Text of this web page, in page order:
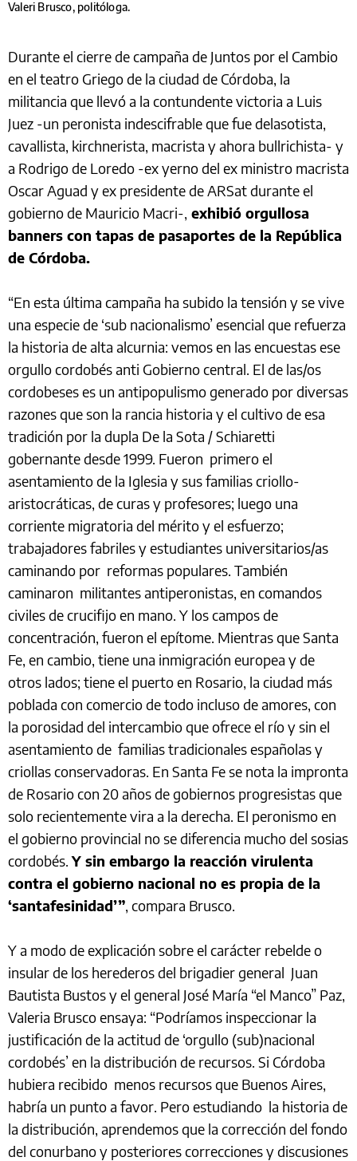
Valeri Brusco, politóloga.
Durante el cierre de campaña de Juntos por el Cambio
en el teatro Griego de la ciudad de Córdoba, la
militancia que llevó a la contundente victoria a Luis
Juez -un peronista indescifrable que fue delasotista,
cavallista, kirchnerista, macrista y ahora bullrichista- y
a Rodrigo de Loredo -ex yerno del ex ministro macrista
Oscar Aguad y ex presidente de ARSat durante el
gobierno de Mauricio Macri-, exhibió orgullosa
banners con tapas de pasaportes de la República
de Córdoba.
“En esta última campaña ha subido la tensión y se vive
una especie de ‘sub nacionalismo’ esencial que refuerza
la historia de alta alcurnia: vemos en las encuestas ese
orgullo cordobés anti Gobierno central. El de las/os
cordobeses es un antipopulismo generado por diversas
razones que son la rancia historia y el cultivo de esa
tradición por la dupla De la Sota / Schiaretti
gobernante desde 1999. Fueron primero el
asentamiento de la Iglesia y sus familias criollo-
aristocráticas, de curas y profesores; luego una
corriente migratoria del mérito y el esfuerzo;
trabajadores fabriles y estudiantes universitarios/as
caminando por reformas populares. También
caminaron militantes antiperonistas, en comandos
civiles de crucifijo en mano. Y los campos de
concentración, fueron el epítome. Mientras que Santa
Fe, en cambio, tiene una inmigración europea y de
otros lados; tiene el puerto en Rosario, la ciudad más
poblada con comercio de todo incluso de amores, con
la porosidad del intercambio que ofrece el río y sin el
asentamiento de familias tradicionales españolas y
criollas conservadoras. En Santa Fe se nota la impronta
de Rosario con 20 años de gobiernos progresistas que
solo recientemente vira a la derecha. El peronismo en
el gobierno provincial no se diferencia mucho del sosias
cordobés.Y sin embargo la reacción virulenta
contra el gobierno nacional no es propia de la
‘santafesinidad’”, compara Brusco.
Y a modo de explicación sobre el carácter rebelde o
insular de los herederos del brigadier general Juan
Bautista Bustos y el general José María “el Manco” Paz,
Valeria Brusco ensaya: “Podríamos inspeccionar la
justificación de la actitud de ‘orgullo (sub)nacional
cordobés’ en la distribución de recursos. Si Córdoba
hubiera recibido menos recursos que Buenos Aires,
habría un punto a favor. Pero estudiando la historia de
la distribución, aprendemos que la corrección del fondo
del conurbano y posteriores correcciones y discusiones